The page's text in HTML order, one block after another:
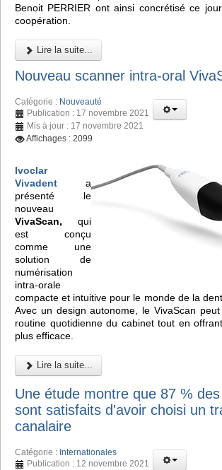
Benoit PERRIER ont ainsi concrétisé ce
coopération.
Lire la suite...
Nouveau scanner intra-oral
Catégorie : Nouveauté
Publication : 17 novembre 2021
Mis à jour : 17 novembre 2021
Affichages : 2099
Ivoclar
Vivadent a
présenté le
nouveau
VivaScan, qui
est conçu
comme une
solution de
numérisation
intra-orale
compacte et intuitive pour le monde de la
Avec un design autonome, le VivaScan
routine quotidienne du cabinet tout en
plus efficace.
Lire la suite...
Une étude montre que 87 %
sont satisfaits d'avoir choisi un
canalaire
Catégorie : Internationales
Publication : 12 novembre 2021